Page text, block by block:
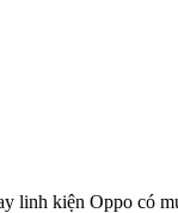
linh kiện Oppo có